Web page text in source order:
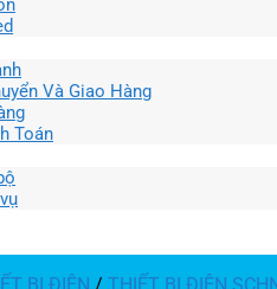
Và Giao Hàng
Toán